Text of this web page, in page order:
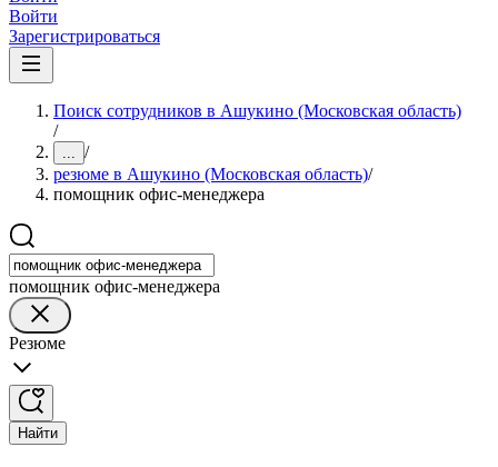
Войти
Зарегистрироваться
Поиск сотрудников в Ашукино (Московская область)
/
... /
резюме в Ашукино (Московская область)/
помощник офис-менеджера
помощник офис-менеджера
Резюме
Найти